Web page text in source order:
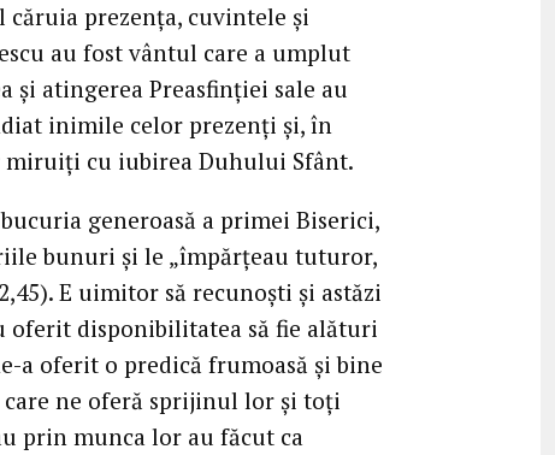
prezența, cuvintele și
au fost vântul care a umplut
și atingerea Preasfinției sale au
inimile celor prezenți și, în
cu iubirea Duhului Sfânt.
generoasă a primei Biserici,
bunuri și le „împărțeau tuturor,
E uimitor să recunoști și astăzi
oferit disponibilitatea să fie alături
a oferit o predică frumoasă și bine
ne oferă sprijinul lor și toți
prin munca lor au făcut ca